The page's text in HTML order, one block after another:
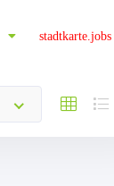
stadtkarte.jobs